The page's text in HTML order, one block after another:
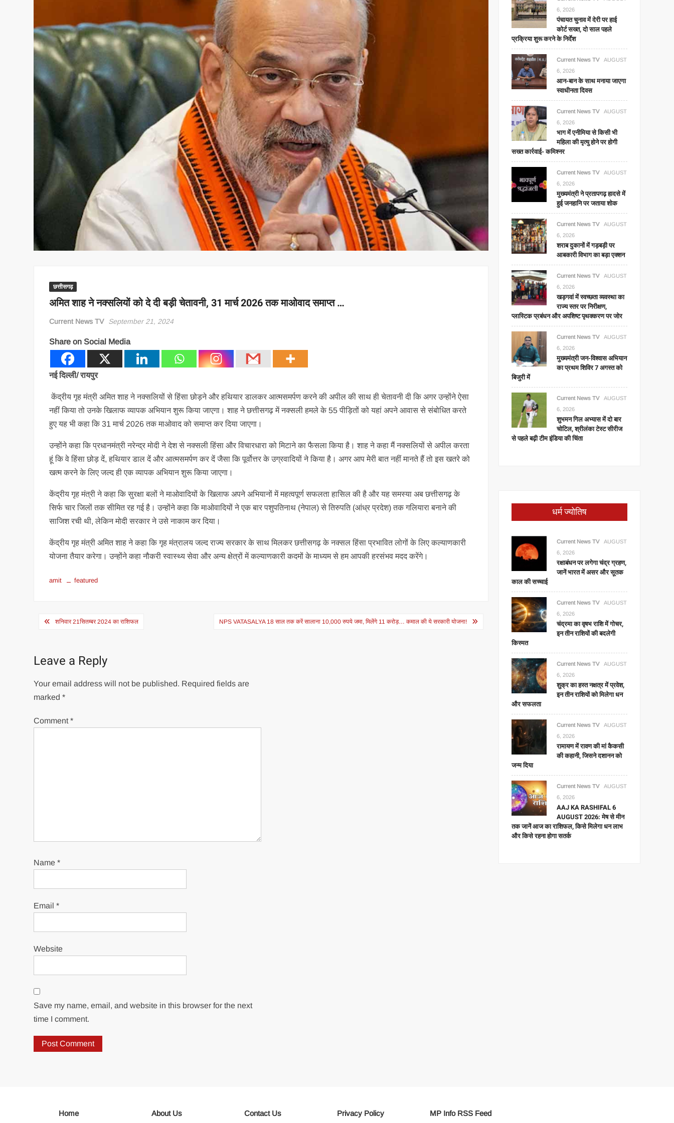
छत्तीसगढ़
अमित शाह ने नक्सलियों को दे दी बड़ी चेतावनी, 31 मार्च 2026 तक माओवाद समाप्त …
Current News TV September 21, 2024
Share on Social Media
नई दिल्ली/ रायपुर
केंद्रीय गृह मंत्री अमित शाह ने नक्सलियों से हिंसा छोड़ने और हथियार डालकर आत्मसमर्पण करने की अपील की साथ ही चेतावनी दी कि अगर उन्होंने ऐसा
नहीं किया तो उनके खिलाफ व्यापक अभियान शुरू किया जाएगा। शाह ने छत्तीसगढ़ में नक्सली हमले के 55 पीड़ितों को यहां अपने आवास से संबोधित करते
हुए यह भी कहा कि 31 मार्च 2026 तक माओवाद को समाप्त कर दिया जाएगा।
उन्होंने कहा कि प्रधानमंत्री नरेन्द्र मोदी ने देश से नक्सली हिंसा और विचारधारा को मिटाने का फैसला किया है। शाह ने कहा मैं नक्सलियों से अपील करता
हूं कि वे हिंसा छोड़ दें, हथियार डाल दें और आत्मसमर्पण कर दें जैसा कि पूर्वोत्तर के उग्रवादियों ने किया है। अगर आप मेरी बात नहीं मानते हैं तो इस खतरे को
खत्म करने के लिए जल्द ही एक व्यापक अभियान शुरू किया जाएगा।
केंद्रीय गृह मंत्री ने कहा कि सुरक्षा बलों ने माओवादियों के खिलाफ अपने अभियानों में महत्वपूर्ण सफलता हासिल की है और यह समस्या अब छत्तीसगढ़ के
सिर्फ चार जिलों तक सीमित रह गई है। उन्होंने कहा कि माओवादियों ने एक बार पशुपतिनाथ (नेपाल) से तिरुपति (आंध्र प्रदेश) तक गलियारा बनाने की
साजिश रची थी, लेकिन मोदी सरकार ने उसे नाकाम कर दिया।
केंद्रीय गृह मंत्री अमित शाह ने कहा कि गृह मंत्रालय जल्द राज्य सरकार के साथ मिलकर छत्तीसगढ़ के नक्सल हिंसा प्रभावित लोगों के लिए कल्याणकारी
योजना तैयार करेगा। उन्होंने कहा नौकरी स्वास्थ्य सेवा और अन्य क्षेत्रों में कल्याणकारी कदमों के माध्यम से हम आपकी हरसंभव मदद करेंगे।
amit featured
Postशनिवार 21सितम्बर 2024 का राशिफल NPS VATASALYA 18 साल तक करें सालाना 10,000 रुपये जमा, मिलेंगे 11 करोड़… कमाल की ये सरकारी योजना!
Leave a Reply
Your email address will not be published. Required fields are
marked*
Comment*
Name*
Email*
Website
Save my name, email, and website in this browser for the next
time I comment.
6, 2026
पंचायत चुनाव में देरी पर हाई
कोर्ट सख्त, दो साल पहले
प्रक्रिया शुरू करने के निर्देश
Current News TV
AUGUST
6, 2026
आन-बान के साथ मनाया जाएगा
स्वाधीनता दिवस
Current News TV
AUGUST
6, 2026
भाग में एनीमिया से किसी भी
महिला की मृत्यु होने पर होगी
सख्त कार्रवाई- कमिश्नर
Current News TV
AUGUST
6, 2026
मुख्यमंत्री ने प्रतापगढ़ हादसे में
हुई जनहानि पर जताया शोक
Current News TV
AUGUST
6, 2026
शराब दुकानों में गड़बड़ी पर
आबकारी विभाग का बड़ा एक्शन
Current News TV
AUGUST
6, 2026
खड़गवां में स्वच्छता व्यवस्था का
राज्य स्तर पर निरीक्षण,
प्लास्टिक प्रबंधन और अपशिष्ट पृथक्करण पर जोर
Current News TV
AUGUST
6, 2026
मुख्यमंत्री जन-विश्वास अभियान
का प्रथम शिविर 7 अगस्त को
बिजुरी में
Current News TV
AUGUST
6, 2026
शुभमन गिल अभ्यास में दो बार
चोटिल, श्रीलंका टेस्ट सीरीज
से पहले बढ़ी टीम इंडिया की चिंता
धर्म ज्योतिष
Current News TV
AUGUST
6, 2026
रक्षाबंधन पर लगेगा चंद्र ग्रहण,
जानें भारत में असर और सूतक
काल की सच्चाई
Current News TV
AUGUST
6, 2026
चंद्रमा का वृषभ राशि में गोचर,
इन तीन राशियों की बदलेगी
किस्मत
Current News TV
AUGUST
6, 2026
शुक्र का हस्त नक्षत्र में प्रवेश,
इन तीन राशियों को मिलेगा धन
और सफलता
Current News TV
AUGUST
6, 2026
रामायण में रावण की मां कैकसी
की कहानी, जिसने दशानन को
जन्म दिया
Current News TV
AUGUST
6, 2026
AAJ KA RASHIFAL 6
AUGUST 2026: मेष से मीन
तक जानें आज का राशिफल, किसे मिलेगा धन लाभ
और किसे रहना होगा सतर्क
Home About Us Contact Us Privacy Policy MP Info RSS Feed